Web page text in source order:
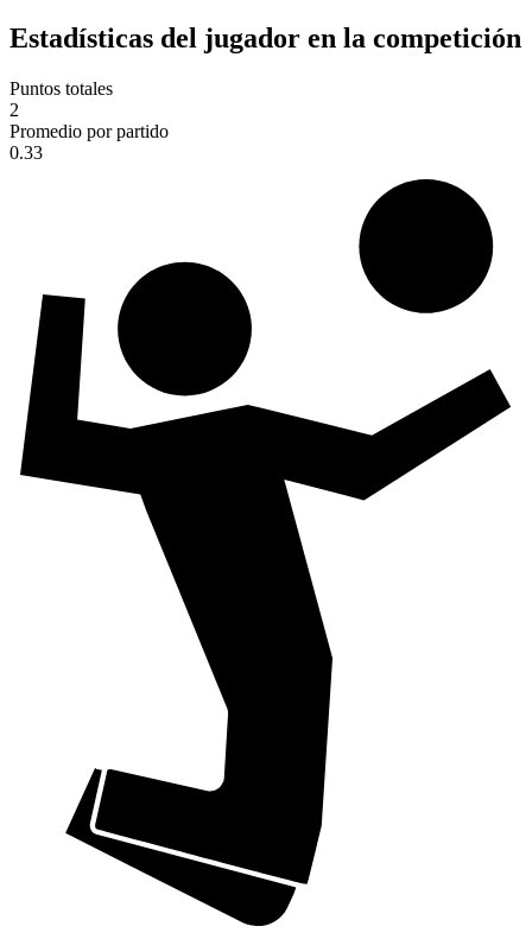
Estadísticas del jugador en la competición
Puntos totales
2
Promedio por partido
0.33